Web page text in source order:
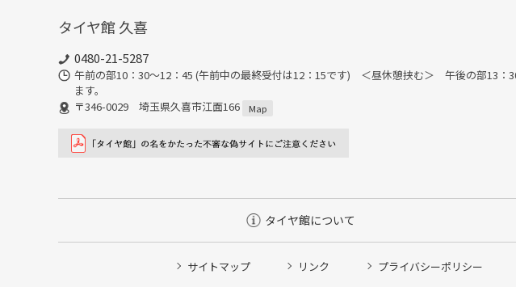
タイヤ館 久喜
0480-21-5287
午前の部10：30～12：45 (午前中の最終受付は12：15です) ＜昼休憩挟む＞ 午後の部13：
ます。
〒346-0029 埼玉県久喜市江面166
Map
タイヤ館について
サイトマップ リンク プライバシーポリシー
タイヤ点検・安全点検/タイヤ履き替え/オイル交換/その他ピット作業の予約